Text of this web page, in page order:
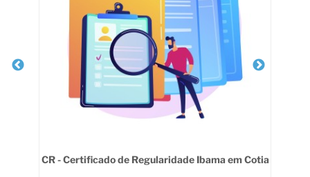
CR - Certificado de Regularidade Ibama em Cotia